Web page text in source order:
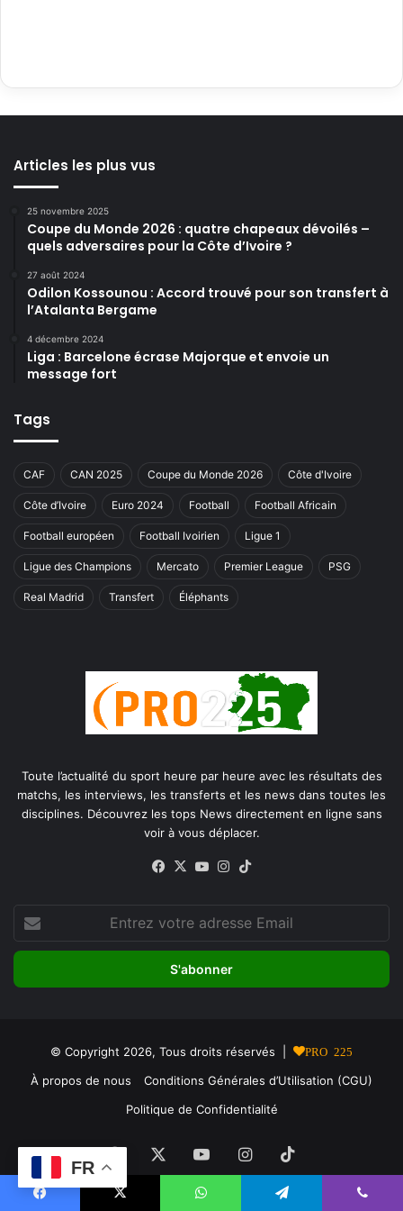
Articles les plus vus
25 novembre 2025
Coupe du Monde 2026 : quatre chapeaux dévoilés –
quels adversaires pour la Côte d’Ivoire ?
27 août 2024
Odilon Kossounou : Accord trouvé pour son transfert à
l’Atalanta Bergame
4 décembre 2024
Liga : Barcelone écrase Majorque et envoie un
message fort
Tags
CAF CAN 2025 Coupe du Monde 2026 Côte d'Ivoire
Côte d’Ivoire Euro 2024 Football Football Africain
Football européen Football Ivoirien Ligue 1
Ligue des Champions Mercato Premier League PSG
Real Madrid Transfert Éléphants
Toute l’actualité du sport heure par heure avec les résultats des
matchs, les interviews, les transferts et les news dans toutes les
disciplines. Découvrez les tops News directement en ligne sans
voir à vous déplacer.
Facebook
X YouTubeInstagram
votre
adresse
© Copyright 2026, Tous droits réservés | PRO 225
À propos de nous
Conditions Générales d’Utilisation (CGU)
Politique de Confidentialité
Facebook YouTubeInstagram
FR